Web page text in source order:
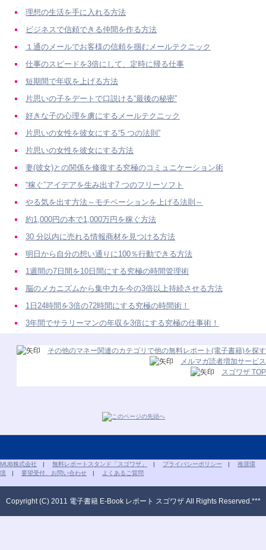
理想の生活を手に入れる方法
ビジネスで信頼できる仲間を作る方法
１通のメールでお客様の信頼を掴むメールテクニック
仕事のスピードを3倍にして、定時に帰る仕事
短期間で年収を上げる方法
片思いの子をデートで口説ける“最後の秘密”
好きな子の心理を虜にするメールテクニック
片思いの女性を彼女にする“5 つの法則”
片思いの女性を彼女にする方法
妻(彼女)との関係を修復する究極のコミュニケーション術
“稼ぐ”アイデアを生み出す7 つのフリーソフト
やる気を出す方法～モチベーションを上げる法則～
約1,000円の本で1,000万円を稼ぐ方法
30 分以内に売れる情報商材を見つける方法
明日から自分の想い通りに100％行動できる方法
1週間の7日間を10日間にする究極の時間管理術
脳のメカニズムから集中力を今の3倍以上持続させる方法
1日24時間を3倍の72時間にする究極の時間術！
3年間でサラリーマンの年収を3倍にする究極の仕事術！
その他のマネー関連のカテゴリで他の無料レポート(電子書籍)を探す
メルマガ読者増加サービス
スゴワザ TOP
MUB株式会社 | 無料レポートスタンド「スゴワザ」 | プライバシーポリシー | 推奨環
境 | 要望受付、お問い合わせ | よくあるご質問
Copyright (C) 2011 電子書籍 E-Book レポート スゴワザ All Rights Reserved.***